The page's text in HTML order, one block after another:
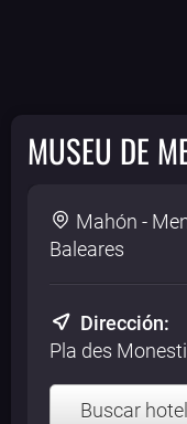
MUSEU DE
Mahón -
Baleares
Dirección:
Pla des
Buscar